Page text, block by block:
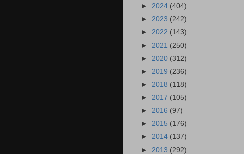
► 2024 (404)
► 2023 (242)
► 2022 (143)
► 2021 (250)
► 2020 (312)
► 2019 (236)
► 2018 (118)
► 2017 (105)
► 2016 (97)
► 2015 (176)
► 2014 (137)
► 2013 (292)